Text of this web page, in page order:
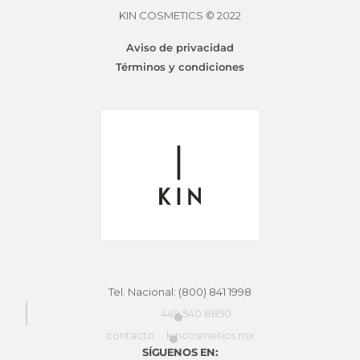
se
elegir
en
KINESSENCES COLOR ACTIVE DEVELOPER
KIN COSMETICS © 2022
Aviso de privacidad
Términos y condiciones
Tel. Nacional: (800) 841 1998
449 540 8850
contacto
kincosmetics.mx
SÍGUENOS EN: